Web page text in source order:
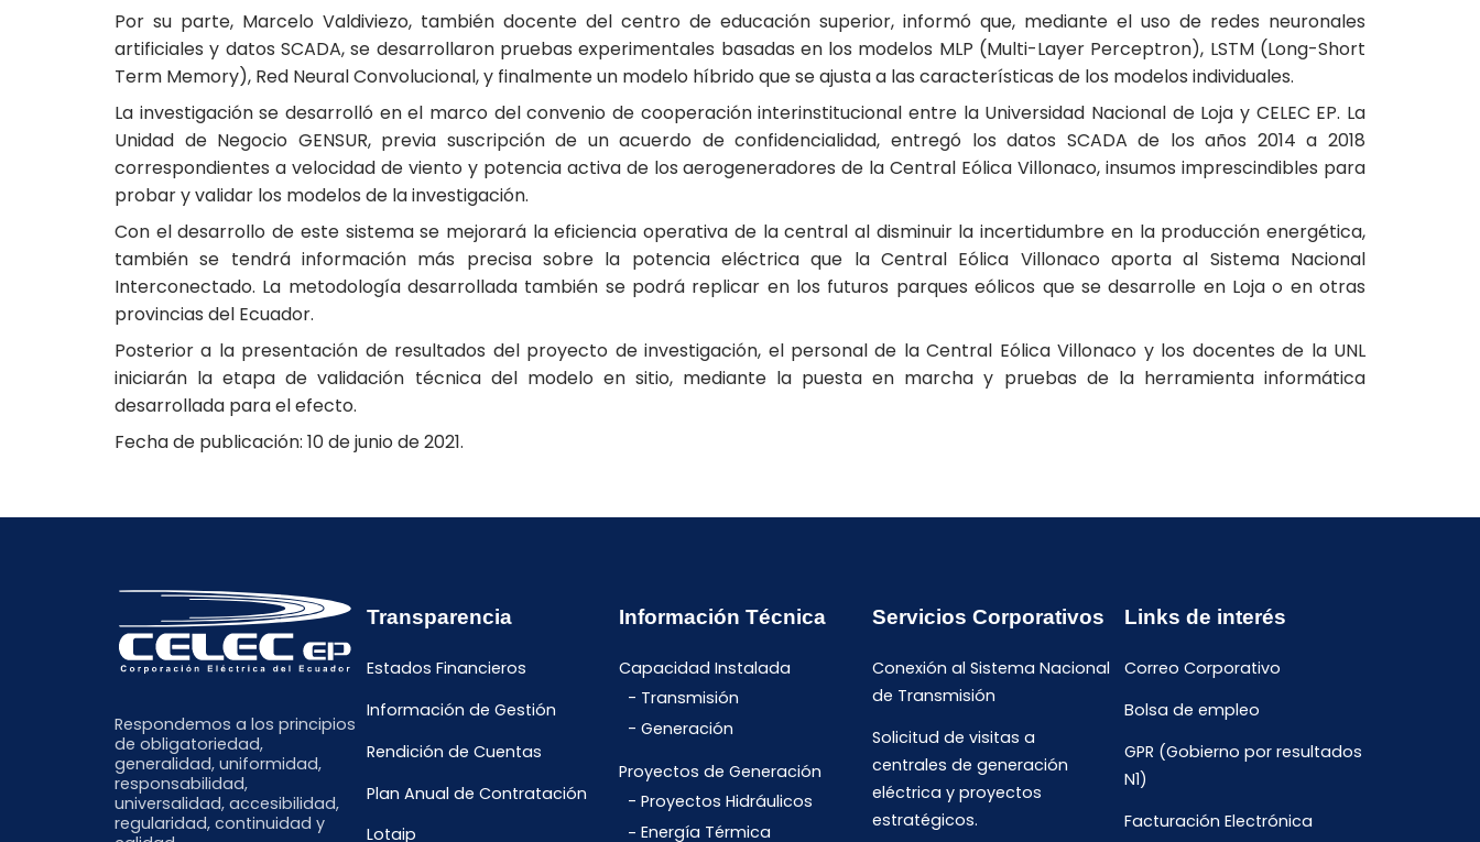
Por su parte, Marcelo Valdiviezo, también docente del centro de educación superior, informó que, mediante el uso de redes neuronales
artificiales y datos SCADA, se desarrollaron pruebas experimentales basadas en los modelos MLP (Multi-Layer Perceptron), LSTM (Long-Short
Term Memory), Red Neural Convolucional, y finalmente un modelo híbrido que se ajusta a las características de los modelos individuales.
La investigación se desarrolló en el marco del convenio de cooperación interinstitucional entre la Universidad Nacional de Loja y CELEC EP. La
Unidad de Negocio GENSUR, previa suscripción de un acuerdo de confidencialidad, entregó los datos SCADA de los años 2014 a 2018
correspondientes a velocidad de viento y potencia activa de los aerogeneradores de la Central Eólica Villonaco, insumos imprescindibles para
probar y validar los modelos de la investigación.
Con el desarrollo de este sistema se mejorará la eficiencia operativa de la central al disminuir la incertidumbre en la producción energética,
también se tendrá información más precisa sobre la potencia eléctrica que la Central Eólica Villonaco aporta al Sistema Nacional
Interconectado. La metodología desarrollada también se podrá replicar en los futuros parques eólicos que se desarrolle en Loja o en otras
provincias del Ecuador.
Posterior a la presentación de resultados del proyecto de investigación, el personal de la Central Eólica Villonaco y los docentes de la UNL
iniciarán la etapa de validación técnica del modelo en sitio, mediante la puesta en marcha y pruebas de la herramienta informática
desarrollada para el efecto.
Fecha de publicación: 10 de junio de 2021.
Respondemos a los principios
de obligatoriedad,
generalidad, uniformidad,
responsabilidad,
universalidad, accesibilidad,
regularidad, continuidad y
Transparencia
Estados Financieros
Información de Gestión
Rendición de Cuentas
Plan Anual de Contratación
Lotaip
Información Técnica
Capacidad Instalada
Transmisión
Generación
Proyectos de Generación
Proyectos Hidráulicos
Energía Térmica
Servicios Corporativos
Conexión al Sistema Nacional
de Transmisión
Solicitud de visitas a
centrales de generación
eléctrica y proyectos
estratégicos.
Links de interés
Correo Corporativo
Bolsa de empleo
GPR (Gobierno por resultados
N1)
Facturación Electrónica